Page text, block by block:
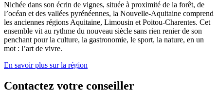
Nichée dans son écrin de vignes, située à proximité de la forêt, de
l’océan et des vallées pyrénéennes, la Nouvelle-Aquitaine comprend
les anciennes régions Aquitaine, Limousin et Poitou-Charentes. Cet
ensemble vit au rythme du nouveau siècle sans rien renier de son
penchant pour la culture, la gastronomie, le sport, la nature, en un
mot : l’art de vivre.
En savoir plus sur la région
Contactez votre conseiller